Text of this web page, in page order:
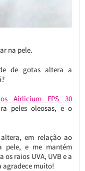
na pele.
de gotas altera a
Airlicium FPS 30
peles oleosas, e o
em relação ao
pele, e me mantém
raios UVA, UVB e a
agradece muito!